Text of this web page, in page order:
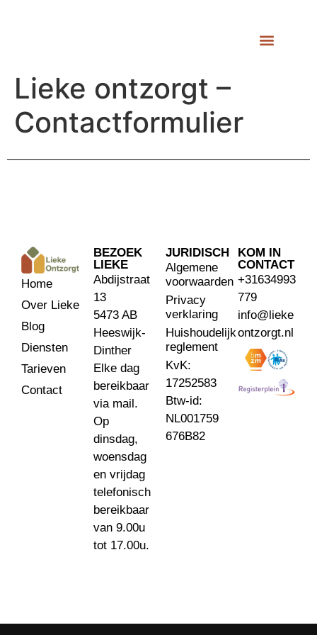
Lieke ontzorgt –
Contactformulier
Home
Over Lieke
Blog
Diensten
Tarieven
Contact
BEZOEK
LIEKE
Abdijstraat
13
5473 AB
Heeswijk-
Dinther
Elke dag
bereikbaar
via mail.
Op
dinsdag,
woensdag
en vrijdag
telefonisch
bereikbaar
van 9.00u
tot 17.00u.
JURIDISCH
Algemene
voorwaarden
Privacy
verklaring
Huishoudelijk
reglement
KvK:
17252583
Btw-id:
NL001759
676B82
KOM IN
CONTACT
+31634993
779
info@lieke
ontzorgt.nl